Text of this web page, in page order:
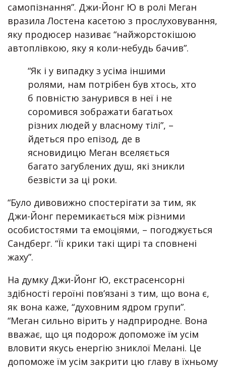
самопізнання”. Джи-Йонг Ю в ролі Меган
вразила Лостена касетою з прослуховування,
яку продюсер називає “найжорстокішою
автоплівкою, яку я коли-небудь бачив”.
“Як і у випадку з усіма іншими
ролями, нам потрібен був хтось, хто
б повністю занурився в неї і не
соромився зображати багатьох
різних людей у власному тілі”, –
йдеться про епізод, де в
ясновидицю Меган вселяється
багато загублених душ, які зникли
безвісти за ці роки.
“Було дивовижно спостерігати за тим, як
Джи-Йонг перемикається між різними
особистостями та емоціями, – погоджується
Сандберг. “Її крики такі щирі та сповнені
жаху”.
На думку Джи-Йонг Ю, екстрасенсорні
здібності героїні пов’язані з тим, що вона є,
як вона каже, “духовним ядром групи”.
“Меган сильно вірить у надприродне. Вона
вважає, що ця подорож допоможе їм усім
вловити якусь енергію зниклої Мелані. Це
допоможе їм усім закрити цю главу в їхньому